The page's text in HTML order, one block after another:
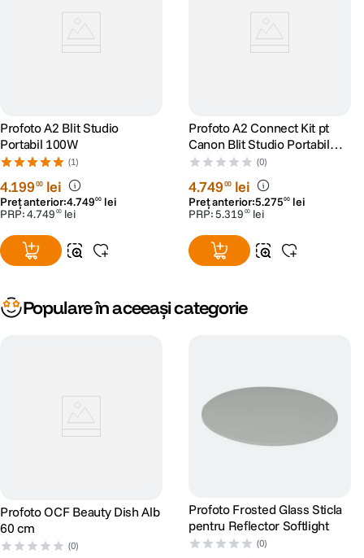
Profoto A2 Blit Studio
Portabil 100W
(1)
4.19900 lei
Preț anterior:4.74900 lei
PRP:4.749 00 lei
Profoto A2 Connect Kit pt
Canon Blit Studio Portabil
100W cu Declansator
(0)
4.74900 lei
Preț anterior:5.27500 lei
PRP:5.319 00 lei
Populare în aceeași categorie
Profoto OCF Beauty Dish Alb
60 cm
(0)
Profoto Frosted Glass Sticla
pentru Reflector Softlight
(0)